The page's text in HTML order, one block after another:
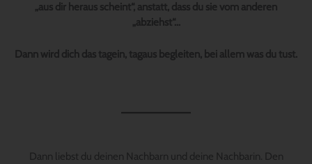
„aus dir heraus scheint“, anstatt, dass du sie vom anderen
„abziehst“…
Dann wird dich das tagein, tagaus begleiten, bei allem was du tust.
Dann liebst du deinen Nachbarn und deine Nachbarin. Den